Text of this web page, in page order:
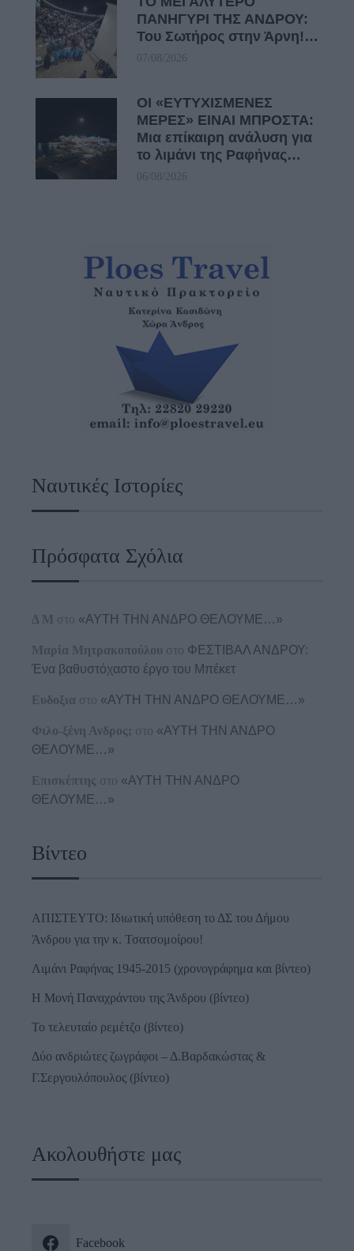
ΠΑΝΗΓΥΡΙ ΤΗΣ ΑΝΔΡΟΥ:
Του Σωτήρος στην Άρνη!…
07/08/2026
ΟΙ «ΕΥΤΥΧΙΣΜΕΝΕΣ
ΜΕΡΕΣ» ΕΙΝΑΙ ΜΠΡΟΣΤΑ:
Μια επίκαιρη ανάλυση για
το λιμάνι της Ραφήνας…
06/08/2026
Ναυτικές Ιστορίες
Πρόσφατα Σχόλια
Δ Μ στο «ΑΥΤΗ ΤΗΝ ΑΝΔΡΟ ΘΕΛΟΥΜΕ…»
Μαρία Μητρακοπούλου στο ΦΕΣΤΙΒΑΛ ΑΝΔΡΟΥ:
Ένα βαθυστόχαστο έργο του Μπέκετ
Ευδοξια στο «ΑΥΤΗ ΤΗΝ ΑΝΔΡΟ ΘΕΛΟΥΜΕ…»
Φιλο-ξένη Ανδρος; στο «ΑΥΤΗ ΤΗΝ ΑΝΔΡΟ
ΘΕΛΟΥΜΕ…»
Επισκέπτης στο «ΑΥΤΗ ΤΗΝ ΑΝΔΡΟ
ΘΕΛΟΥΜΕ…»
Βίντεο
ΑΠΙΣΤΕΥΤΟ: Ιδιωτική υπόθεση το ΔΣ του Δήμου
Άνδρου για την κ. Τσατσομοίρου!
Λιμάνι Ραφήνας 1945-2015 (χρονογράφημα και βίντεο)
Η Μονή Παναχράντου της Άνδρου (βίντεο)
Το τελευταίο ρεμέτζο (βίντεο)
Δύο ανδριώτες ζωγράφοι – Δ.Βαρδακώστας &
Γ.Σεργουλόπουλος (βίντεο)
Ακολουθήστε μας
Facebook